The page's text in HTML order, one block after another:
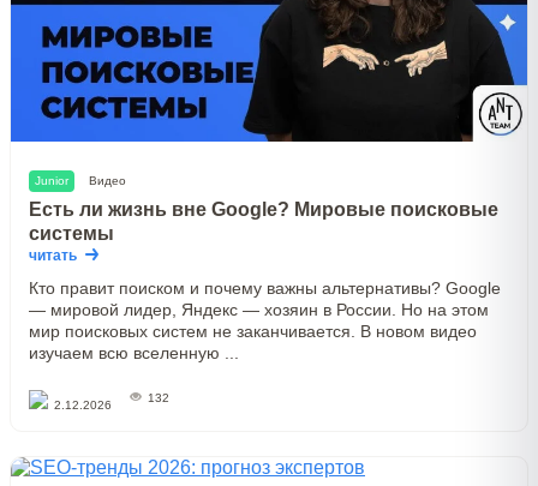
Junior Видео
Есть ли жизнь вне Google? Мировые поисковые
системы
читать
Кто правит поиском и почему важны альтернативы? Google
— мировой лидер, Яндекс — хозяин в России. Но на этом
мир поисковых систем не заканчивается. В новом видео
изучаем всю вселенную ...
2.12.2026
132